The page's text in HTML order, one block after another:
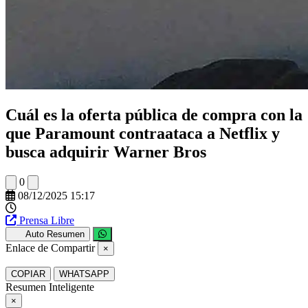
Cuál es la oferta pública de compra con la
que Paramount contraataca a Netflix y
busca adquirir Warner Bros
0
08/12/2025 15:17
Prensa Libre
Auto Resumen
Enlace de Compartir ×
COPIAR WHATSAPP
Resumen Inteligente
×